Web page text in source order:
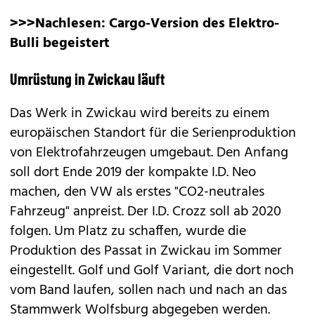
>>>Nachlesen:Cargo-Version des Elektro-
Bulli begeistert
Umrüstung in Zwickau läuft
Das Werk in Zwickau wird bereits zu einem
europäischen Standort für die Serienproduktion
von Elektrofahrzeugen umgebaut. Den Anfang
soll dort Ende 2019 der kompakte I.D. Neo
machen, den VW als erstes "CO2-neutrales
Fahrzeug" anpreist. DerI.D. Crozzsoll ab 2020
folgen. Um Platz zu schaffen, wurde die
Produktion des Passat in Zwickau im Sommer
eingestellt. Golf und Golf Variant, die dort noch
vom Band laufen, sollen nach und nach an das
Stammwerk Wolfsburg abgegeben werden.